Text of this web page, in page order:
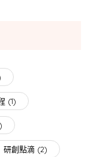
(1)
研創點滴 (2)